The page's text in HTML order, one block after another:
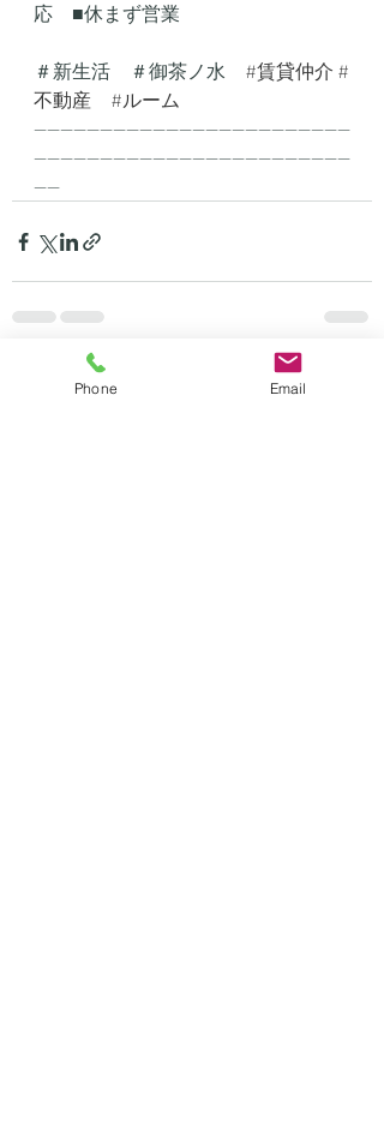
応　■休まず営業
＃新生活　＃御茶ノ水 #賃貸仲介 #
不動産
#ルーム
------------------------------------------------
------------------------------------------------
----
最新記事 すべて表示
Phone Email